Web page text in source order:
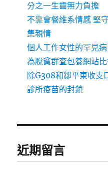
分之一生齒無力負擔
不靠會餐維系情感 堅
集親情
個人工作女性的罕見
為脫貧群查包養網站
除G308和鄒平東收支
診所疫苗的封鎖
近期留言